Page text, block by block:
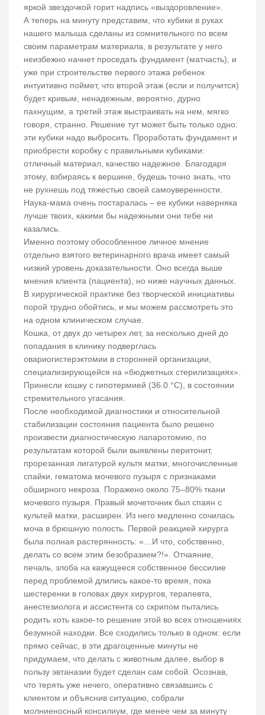
яркой звездочкой горит надпись «выздоровление».
А теперь на минуту представим, что кубики в руках
нашего малыша сделаны из сомнительного по всем
своим параметрам материала, в результате у него
неизбежно начнет проседать фундамент (матчасть), и
уже при строительстве первого этажа ребенок
интуитивно поймет, что второй этаж (если и получится)
будет кривым, ненадежным, вероятно, дурно
пахнущим, а третий этаж выстраивать на нем, мягко
говоря, странно. Решение тут может быть только одно:
эти кубики надо выбросить. Проработать фундамент и
приобрести коробку с правильными кубиками:
отличный материал, качество надежное. Благодаря
этому, взбираясь к вершине, будешь точно знать, что
не рухнешь под тяжестью своей самоуверенности.
Наука-мама очень постаралась – ее кубики наверняка
лучше твоих, какими бы надежными они тебе ни
казались.
Именно поэтому обособленное личное мнение
отдельно взятого ветеринарного врача имеет самый
низкий уровень доказательности. Оно всегда выше
мнения клиента (пациента), но ниже научных данных.
В хирургической практике без творческой инициативы
порой трудно обойтись, и мы можем рассмотреть это
на одном клиническом случае.
Кошка, от двух до четырех лет, за несколько дней до
попадания в клинику подверглась
овариогистерэктомии в сторонней организации,
специализирующейся на «бюджетных стерилизациях».
Принесли кошку с гипотермией (36.0 °С), в состоянии
стремительного угасания.
После необходимой диагностики и относительной
стабилизации состояния пациента было решено
произвести диагностическую лапаротомию, по
результатам которой были выявлены перитонит,
прорезанная лигатурой культя матки, многочисленные
спайки, гематома мочевого пузыря с признаками
обширного некроза. Поражено около 75–80% ткани
мочевого пузыря. Правый мочеточник был спаян с
культей матки, расширен. Из него медленно сочилась
моча в брюшную полость. Первой реакцией хирурга
была полная растерянность: «…И что, собственно,
делать со всем этим безобразием?!». Отчаяние,
печаль, злоба на кажущееся собственное бессилие
перед проблемой длились какое-то время, пока
шестеренки в головах двух хирургов, терапевта,
анестезиолога и ассистента со скрипом пытались
родить хоть какое-то решение этой во всех отношениях
безумной находки. Все сходились только в одном: если
прямо сейчас, в эти драгоценные минуты не
придумаем, что делать с животным далее, выбор в
пользу эвтаназии будет сделан сам собой. Осознав,
что терять уже нечего, оперативно связавшись с
клиентом и объяснив ситуацию, собрали
молниеносный консилиум, где менее чем за минуту